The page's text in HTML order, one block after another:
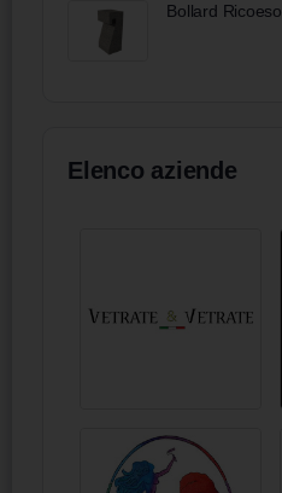
Bollard Ricoeso
Elenco aziende